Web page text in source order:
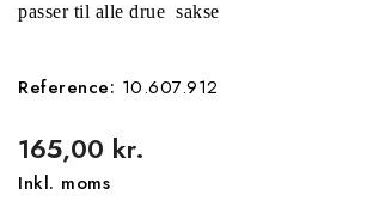
passer til alle drue sakse
Reference: 10.607.912
165,00 kr.
Inkl. moms